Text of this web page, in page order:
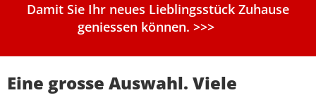
Damit Sie Ihr neues Lieblingsstück Zuhause
geniessen können. >>>
Eine grosse Auswahl. Viele